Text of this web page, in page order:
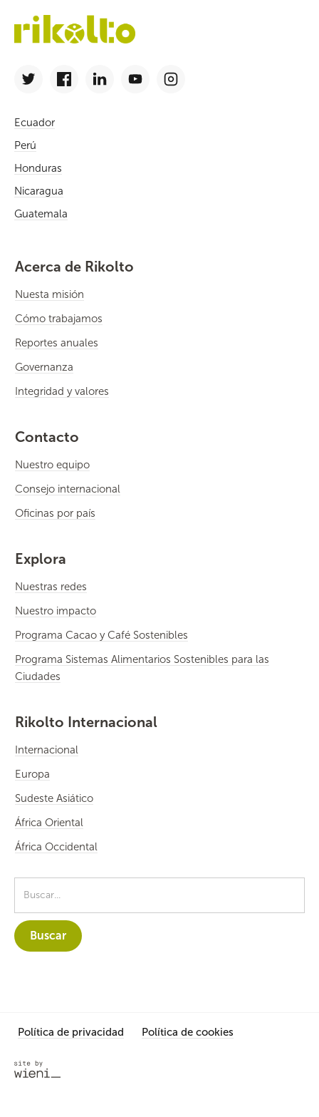
Ecuador
Perú
Honduras
Nicaragua
Guatemala
Acerca de Rikolto
Nuesta misión
Cómo trabajamos
Reportes anuales
Governanza
Integridad y valores
Contacto
Nuestro equipo
Consejo internacional
Oficinas por país
Explora
Nuestras redes
Nuestro impacto
Programa Cacao y Café Sostenibles
Programa Sistemas Alimentarios Sostenibles para las
Ciudades
Rikolto Internacional
Internacional
Europa
Sudeste Asiático
África Oriental
África Occidental
Política de privacidad Política de cookies